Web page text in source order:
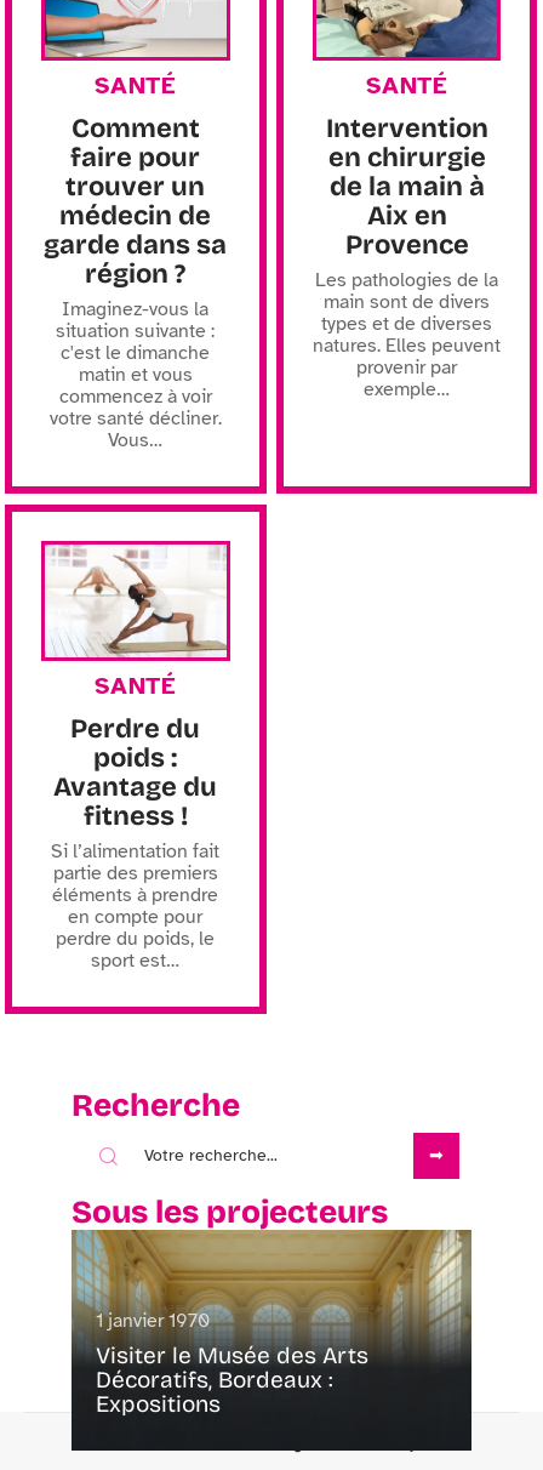
SANTÉ
Comment
faire pour
trouver un
médecin de
garde dans sa
région ?
Imaginez-vous la
situation suivante :
c'est le dimanche
matin et vous
commencez à voir
votre santé décliner.
Vous…
SANTÉ
Intervention
en chirurgie
de la main à
Aix en
Provence
Les pathologies de la
main sont de divers
types et de diverses
natures. Elles peuvent
provenir par
exemple…
SANTÉ
Perdre du
poids :
Avantage du
fitness !
Si l’alimentation fait
partie des premiers
éléments à prendre
en compte pour
perdre du poids, le
sport est…
Recherche
Sous les projecteurs
1 janvier 1970
Visiter le Musée des Arts
Décoratifs, Bordeaux :
Expositions